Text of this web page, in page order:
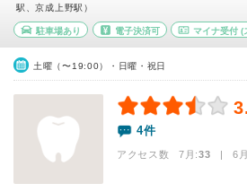
駅、京成上野駅）
駐車場あり 電子決済可 マイナ受付 (
土曜（〜19:00）・日曜・祝日
4件
アクセス数 7月:33 | 6